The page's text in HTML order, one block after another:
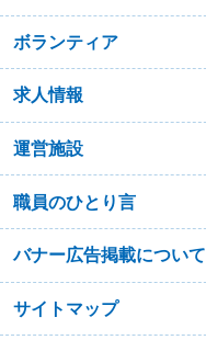
ボランティア
求人情報
運営施設
職員のひとり言
バナー広告掲載について
サイトマップ